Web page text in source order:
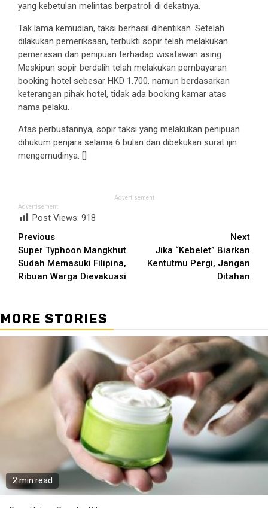
yang kebetulan melintas berpatroli di dekatnya.
Tak lama kemudian, taksi berhasil dihentikan. Setelah
dilakukan pemeriksaan, terbukti sopir telah melakukan
pemerasan dan penipuan terhadap wisatawan asing.
Meskipun sopir berdalih telah melakukan pembayaran
booking hotel sebesar HKD 1.700, namun berdasarkan
keterangan pihak hotel, tidak ada booking kamar atas
nama pelaku.
Atas perbuatannya, sopir taksi yang melakukan penipuan
dihukum penjara selama 6 bulan dan dibekukan surat ijin
mengemudinya. []
Advertisement
Advertisement
Post Views: 918
Continue
Reading
Previous
Super Typhoon Mangkhut
Sudah Memasuki Filipina,
Ribuan Warga Dievakuasi
Next
Jika “Kebelet” Biarkan
Kentutmu Pergi, Jangan
Ditahan
MORE STORIES
2 min read